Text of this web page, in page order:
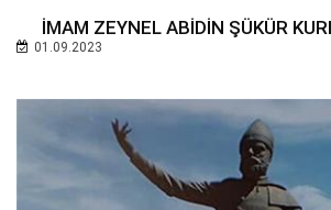
İMAM ZEYNEL ABİDİN ŞÜKÜR
01.09.2023